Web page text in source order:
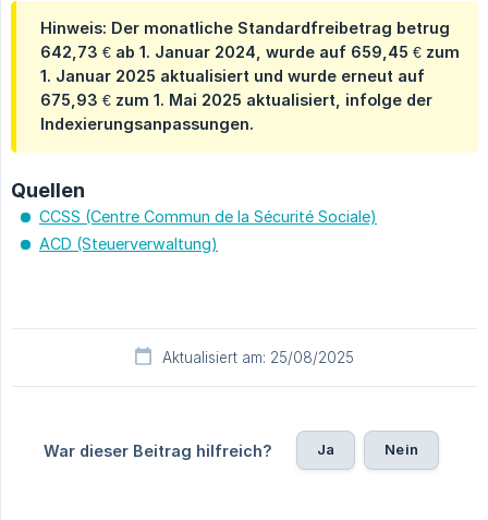
Hinweis: Der monatliche Standardfreibetrag betrug
642,73 € ab 1. Januar 2024, wurde auf 659,45 € zum
1. Januar 2025 aktualisiert und wurde erneut auf
675,93 € zum 1. Mai 2025 aktualisiert, infolge der
Indexierungsanpassungen.
Quellen
CCSS (Centre Commun de la Sécurité Sociale)
ACD (Steuerverwaltung)
Aktualisiert am: 25/08/2025
War dieser Beitrag hilfreich? Ja Nein